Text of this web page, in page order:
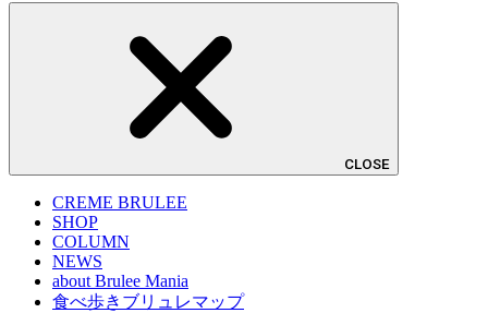
CLOSE
CREME BRULEE
SHOP
COLUMN
NEWS
about Brulee Mania
食べ歩きブリュレマップ